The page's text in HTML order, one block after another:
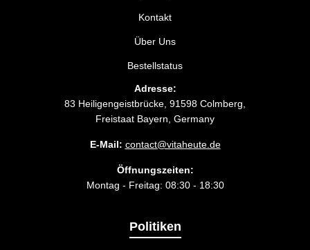
Kontakt
Über Uns
Bestellstatus
Adresse:
83 Heiligengeistbrücke, 91598 Colmberg,
Freistaat Bayern, Germany
E-Mail: contact@vitaheute.de
Öffnungszeiten:
Montag - Freitag: 08:30 - 18:30
Politiken